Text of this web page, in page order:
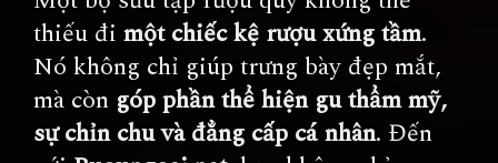
thiếu đi một chiếc kệ rượu xứng tầm.
Nó không chỉ giúp trưng bày đẹp mắt,
mà còn góp phần thể hiện gu thẩm mỹ,
sự chỉn chu và đẳng cấp cá nhân. Đến